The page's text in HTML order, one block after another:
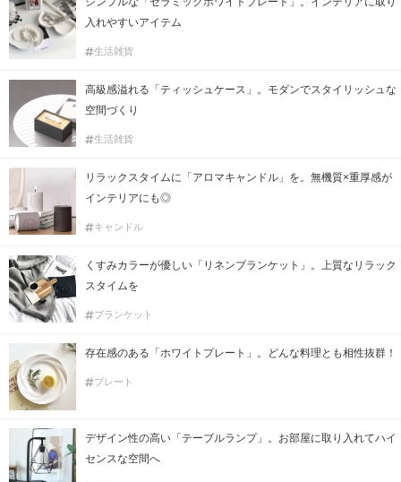
入れやすいアイテム
生活雑貨
高級感溢れる「ティッシュケース」。モダンでスタイリッシュな
空間づくり
生活雑貨
リラックスタイムに「アロマキャンドル」を。無機質×重厚感が
インテリアにも◎
キャンドル
くすみカラーが優しい「リネンブランケット」。上質なリラック
スタイムを
ブランケット
存在感のある「ホワイトプレート」。どんな料理とも相性抜群！
プレート
デザイン性の高い「テーブルランプ」。お部屋に取り入れてハイ
センスな空間へ